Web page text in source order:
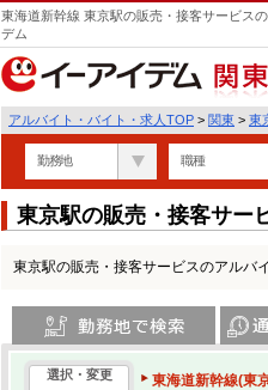
東海道新幹線 東京駅の販売・接客サービス
デム
関東
アルバイト・バイト・求人TOP > 関東 > 東
勤務地 職種
東京駅の販売・接客サー
東京駅の販売・接客サービスのアルバ
選択・変更
東海道新幹線(東